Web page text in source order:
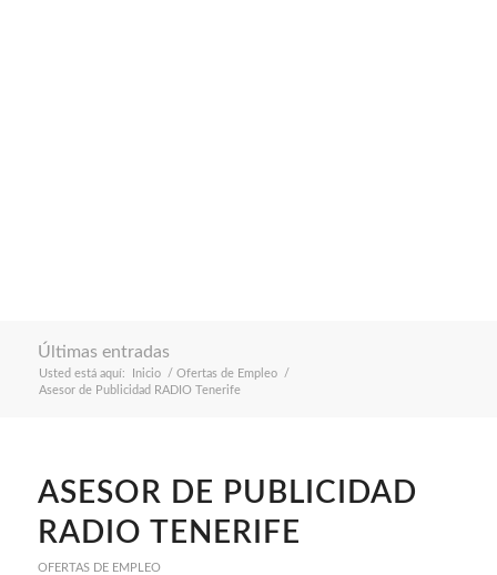
Últimas entradas
Usted está aquí: Inicio / Ofertas de Empleo
/
Asesor de Publicidad RADIO Tenerife
ASESOR DE PUBLICIDAD
RADIO TENERIFE
OFERTAS DE EMPLEO